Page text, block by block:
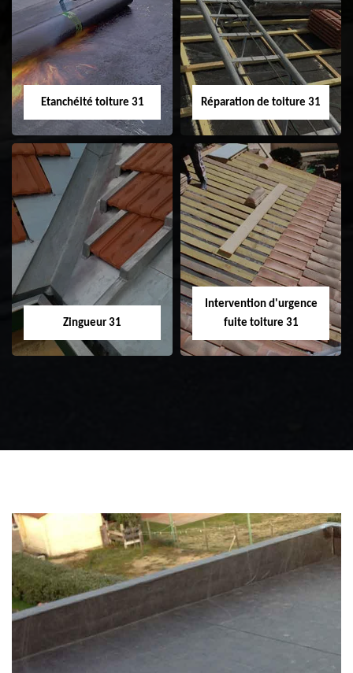
31
demoussage de
toiture 31
Etanchéité toiture 31
Etanchéité toiture
31
Réparation de toiture 31
Réparation de
toiture 31
Zingueur 31
Intervention d'urgence
fuite toiture 31